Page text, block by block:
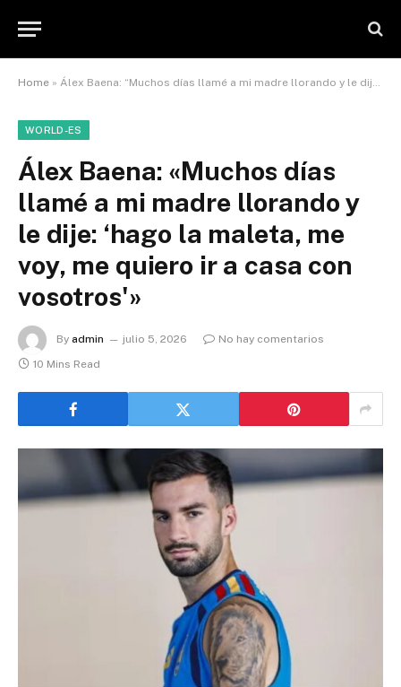
Home » Álex Baena: “Muchos días llamé a mi madre llorando y le dije: ‘hago la maleta, me voy, me quiero ir a casa con vosotros'”
WORLD-ES
Álex Baena: «Muchos días
llamé a mi madre llorando y
le dije: ‘hago la maleta, me
voy, me quiero ir a casa con
vosotros'»
By admin julio 5, 2026
No hay comentarios
10 Mins Read